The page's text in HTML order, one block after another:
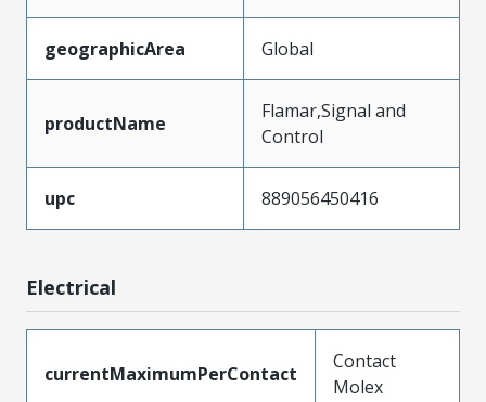
geographicArea Global
productName
Flamar,Signal and
Control
upc 889056450416
Electrical
currentMaximumPerContact
Contact
Molex